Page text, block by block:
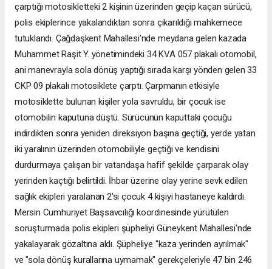
çarptığı motosikletteki 2 kişinin üzerinden geçip kaçan sürücü,
polis ekiplerince yakalandıktan sonra çıkarıldığı mahkemece
tutuklandı. Çağdaşkent Mahallesi'nde meydana gelen kazada
Muhammet Raşit Y. yönetimindeki 34 KVA 057 plakalı otomobil,
ani manevrayla sola dönüş yaptığı sırada karşı yönden gelen 33
CKP 09 plakalı motosiklete çarptı. Çarpmanın etkisiyle
motosiklette bulunan kişiler yola savruldu, bir çocuk ise
otomobilin kaputuna düştü. Sürücünün kaputtaki çocuğu
indirdikten sonra yeniden direksiyon başına geçtiği, yerde yatan
iki yaralının üzerinden otomobiliyle geçtiği ve kendisini
durdurmaya çalışan bir vatandaşa hafif şekilde çarparak olay
yerinden kaçtığı belirtildi. İhbar üzerine olay yerine sevk edilen
sağlık ekipleri yaralanan 2'si çocuk 4 kişiyi hastaneye kaldırdı.
Mersin Cumhuriyet Başsavcılığı koordinesinde yürütülen
soruşturmada polis ekipleri şüpheliyi Güneykent Mahallesi'nde
yakalayarak gözaltına aldı. Şüpheliye "kaza yerinden ayrılmak"
ve "sola dönüş kurallarına uymamak" gerekçeleriyle 47 bin 246